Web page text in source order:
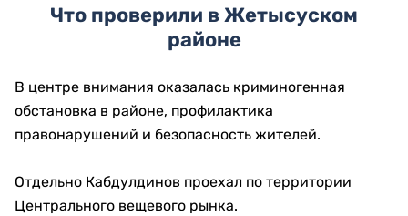
Что проверили в Жетысуском
районе
В центре внимания оказалась криминогенная
обстановка в районе, профилактика
правонарушений и безопасность жителей.
Отдельно Кабдулдинов проехал по территории
Центрального вещевого рынка.